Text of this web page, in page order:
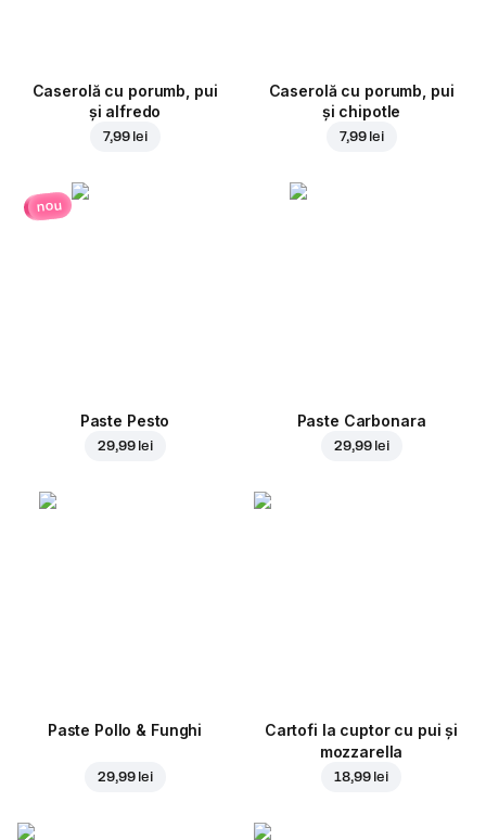
Caserolă cu porumb, pui
și alfredo
7,99 lei
Caserolă cu porumb, pui
și chipotle
7,99 lei
nou
Paste Pesto
29,99 lei
Paste Carbonara
29,99 lei
Paste Pollo & Funghi
29,99 lei
Cartofi la cuptor cu pui și
mozzarella
18,99 lei